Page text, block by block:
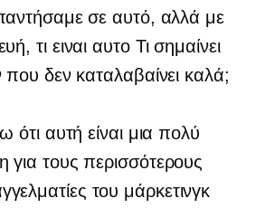
σε αυτό, αλλά με
τι ειναι αυτο Τι σημαίνει
που δεν καταλαβαίνει καλά;
ότι αυτή είναι μια πολύ
τους περισσότερους
του μάρκετινγκ